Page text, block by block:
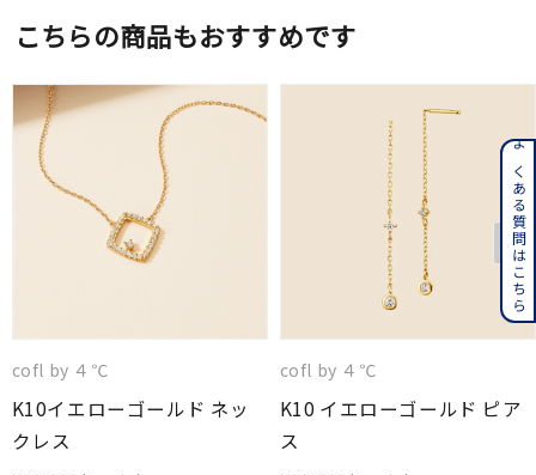
こちらの商品もおすすめです
cofl by ４℃
K10イエローゴールド ネッ
クレス
cofl by ４℃
K10 イエローゴールド ピア
ス
よくある質問はこちら